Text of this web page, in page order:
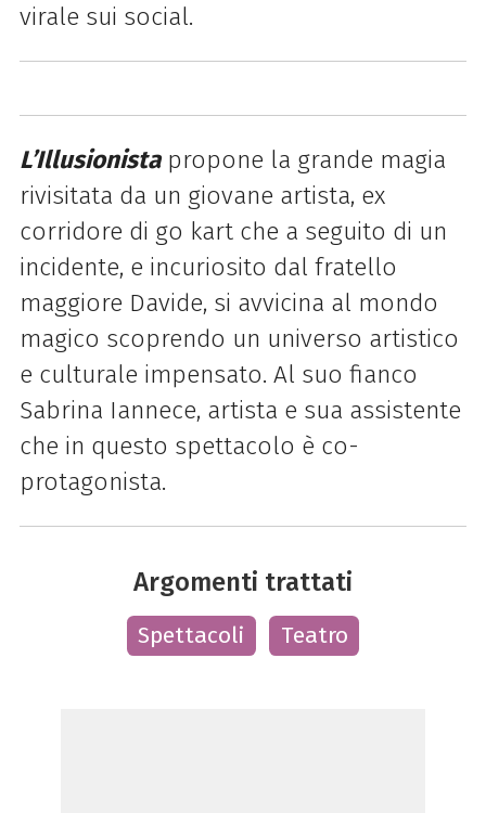
virale sui social.
L’Illusionistapropone la grande magia
rivisitata da un giovane artista, ex
corridore di go kart che a seguito di un
incidente, e incuriosito dal fratello
maggiore Davide, si avvicina al mondo
magico scoprendo un universo artistico
e culturale impensato. Al suo fianco
Sabrina Iannece, artista e sua assistente
che in questo spettacolo è co-
protagonista.
Argomenti trattati
Spettacoli Teatro